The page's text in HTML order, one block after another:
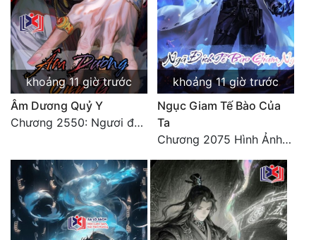
Quân Sự
Sảng Văn
Sắc
Sủng
Tiên Hiệp
Tiểu Thuyết
Trinh Thám
khoảng 11 giờ trước
Âm Dương Quỷ Y
Chương 2550: Ngươi đoán xem
khoảng 11 giờ trước
Ngục Giam Tế Bào Của
Ta
Chương 2075 Hình Ảnh Màu Xám